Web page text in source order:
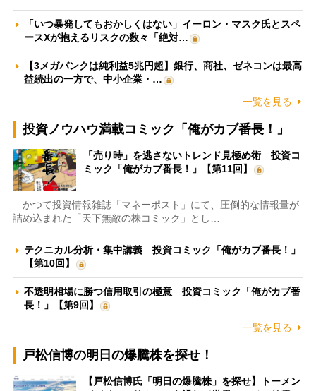
「いつ暴発してもおかしくはない」イーロン・マスク氏とスペ
ースXが抱えるリスクの数々「絶対…
【3メガバンクは純利益5兆円超】銀行、商社、ゼネコンは最高
益続出の一方で、中小企業・…
一覧を見る
投資ノウハウ満載コミック「俺がカブ番長！」
「売り時」を逃さないトレンド見極め術 投資コ
ミック「俺がカブ番長！」【第11回】
かつて投資情報雑誌「マネーポスト」にて、圧倒的な情報量が
詰め込まれた「天下無敵の株コミック」とし…
テクニカル分析・集中講義 投資コミック「俺がカブ番長！」
【第10回】
不透明相場に勝つ信用取引の極意 投資コミック「俺がカブ番
長！」【第9回】
一覧を見る
戸松信博の明日の爆騰株を探せ！
【戸松信博氏「明日の爆騰株」を探せ】トーメン